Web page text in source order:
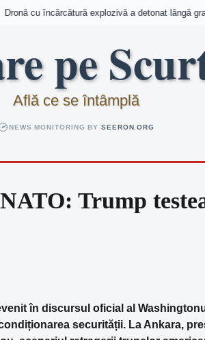
cu încărcătură explozivă a detonat lângă
pe
Află ce se întâmplă
NEWS MONITORING BYSEERON.ORG
Trump
în discursul oficial al
securității. La Ankara,